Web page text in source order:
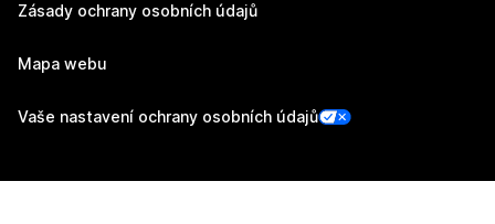
Zásady ochrany osobních údajů
Mapa webu
Vaše nastavení ochrany osobních údajů